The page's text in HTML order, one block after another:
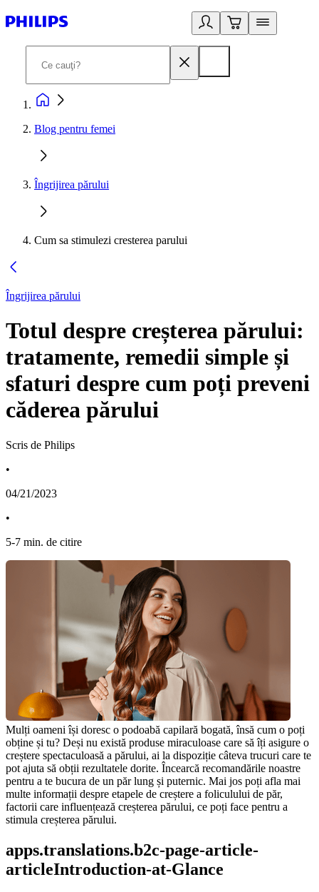
Blog pentru femei
Îngrijirea părului
Cum sa stimulezi cresterea parului
Îngrijirea părului
Totul despre creșterea părului:
tratamente, remedii simple și
sfaturi despre cum poți preveni
căderea părului
Scris de Philips
•
04/21/2023
•
5-7 min. de citire
Mulți oameni își doresc o podoabă capilară bogată, însă cum o poți
obține și tu? Deși nu există produse miraculoase care să îți asigure o
creștere spectaculoasă a părului, ai la dispoziție câteva trucuri care te
pot ajuta să obții rezultatele dorite. Încearcă recomandările noastre
pentru a te bucura de un păr lung și puternic. Mai jos poți afla mai
multe informații despre etapele de creștere a foliculului de păr,
factorii care influențează creșterea părului, ce poți face pentru a
stimula creșterea părului.
apps.translations.b2c-page-article-
articleIntroduction-at-Glance